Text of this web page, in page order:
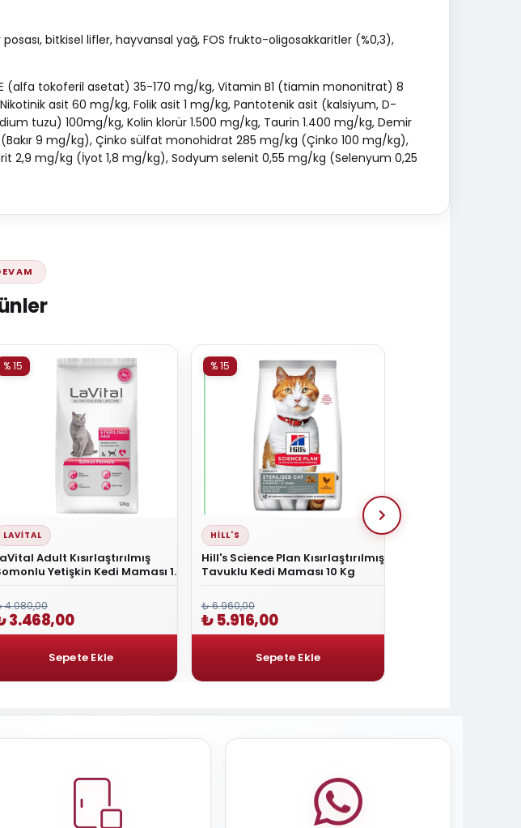
bitkisel lifler, hayvansal yağ, FOS frukto-oligosakkaritler (%0,3),
(alfa tokoferil asetat) 35-170 mg/kg, Vitamin B1 (tiamin mononitrat) 8
asit 60 mg/kg, Folik asit 1 mg/kg, Pantotenik asit (kalsiyum, D-
tuzu) 100mg/kg, Kolin klorür 1.500 mg/kg, Taurin 1.400 mg/kg, Demir
9 mg/kg), Çinko sülfat monohidrat 285 mg/kg (Çinko 100 mg/kg),
2,9 mg/kg (İyot 1,8 mg/kg), Sodyum selenit 0,55 mg/kg (Selenyum 0,25
LAVITAL
Adult Kısırlaştırılmış
Yetişkin Kedi Maması 12
% 15
4.080,00
3.468,00
HILL'S
Hill's Science Plan Kısırlaştırılmış
Tavuklu Kedi Maması 10 Kg
% 15
₺ 6.960,00
₺ 5.916,00